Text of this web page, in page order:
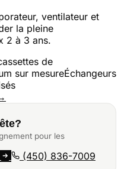
ventilateur et
la pleine
2 à 3 ans.
de
sur mesureÉchangeurs
pour les
(450) 836-7009